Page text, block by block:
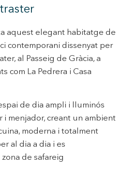
aquest elegant habitatge de
contemporani dissenyat per
al Passeig de Gràcia, a
com La Pedrera i Casa
de dia ampli i lluminós
i menjador, creant un ambient
moderna i totalment
al dia a dia i es
de safareig